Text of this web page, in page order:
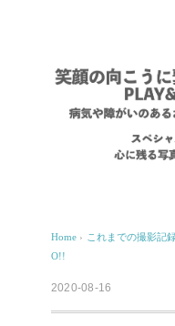
Home › これまでの撮影記
O!!
2020-08-16